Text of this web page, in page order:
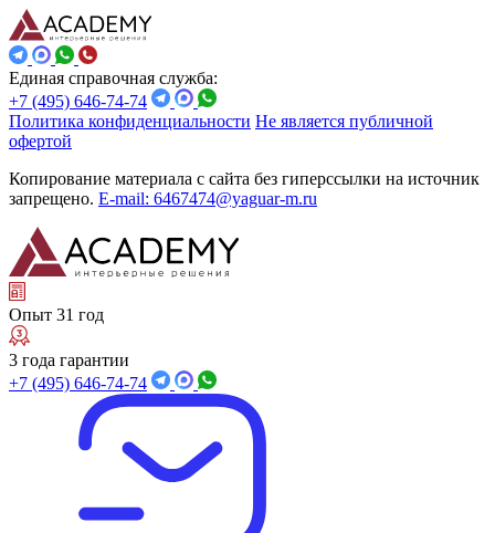
Единая справочная служба:
+7 (495) 646-74-74
Политика конфиденциальности Не является публичной
офертой
Копирование материала с сайта без гиперссылки на источник
запрещено. E-mail: 6467474@yaguar-m.ru
Опыт 31 год
3 года гарантии
+7 (495) 646-74-74